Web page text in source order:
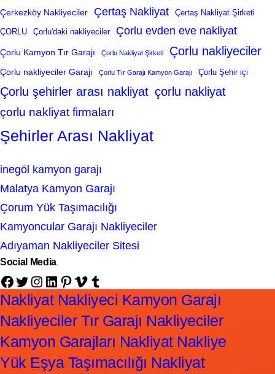
Çerkezköy Nakliyeciler Çertaş Nakliyat Çertaş Nakliyat Şirketi
ÇORLU Çorlu'daki nakliyeciler Çorlu evden eve nakliyat
Çorlu Kamyon Tır Garajı Çorlu Nakliyat Şirketi Çorlu nakliyeciler
Çorlu nakliyeciler Garajı Çorlu Tır Garajı Kamyon Garajı Çorlu Şehir içi
Çorlu şehirler arası nakliyat çorlu nakliyat
çorlu nakliyat firmaları
Şehirler Arası Nakliyat
inegöl kamyon garajı
Malatya Kamyon Garajı
Çorum Yük Taşımacılığı
Kamyoncular Garajı Nakliyeciler
Adıyaman Nakliyeciler Sitesi
Social Media
Facebook Twitter Instagram LinkedIn Pinterest Vimeo Tumblr
Nakliyat Nakliyeci Kamyon Garajı
Nakliyeciler Tır Garajı Nakliyeciler
Kamyon Garajları Nakliyat Nakliye
Yük Eşya Taşımacılığı Nakliyat